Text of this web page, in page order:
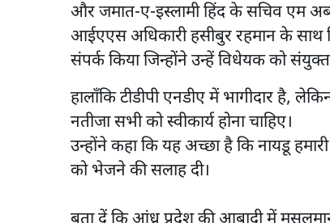
और जमात-ए-इस्लामी हिंद के सचिव एम
आईएएस अधिकारी हसीबुर रहमान के साथ
संपर्क किया जिन्होंने उन्हें विधेयक को
हालाँकि टीडीपी एनडीए में भागीदार है,
नतीजा सभी को स्वीकार्य होना चाहिए।
उन्होंने कहा कि यह अच्छा है कि नायडू
को भेजने की सलाह दी।